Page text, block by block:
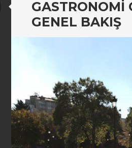
GASTRONOMI
GENEL BAKIŞ
Standard